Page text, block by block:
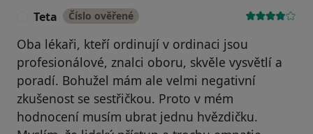
Teta Číslo ověřené
Oba lékaři, kteří ordinují v ordinaci jsou
profesionálové, znalci oboru, skvěle vysvětlí a
poradí. Bohužel mám ale velmi negativní
zkušenost se sestřičkou. Proto v mém
hodnocení musím ubrat jednu hvězdičku.